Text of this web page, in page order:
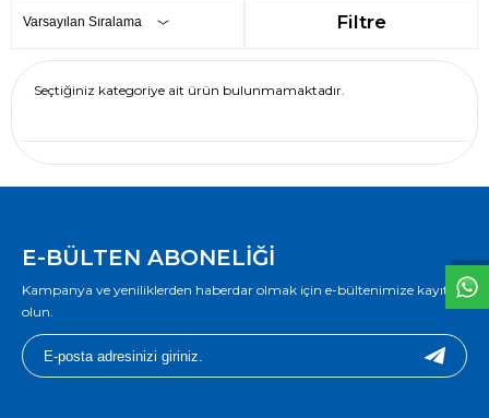
W
h
t
s
a
p
p
D
e
s
e
H
a
t
t
Filtre
Seçtiğiniz kategoriye ait ürün bulunmamaktadır.
E-BÜLTEN ABONELİĞİ
Kampanya ve yeniliklerden haberdar olmak için e-bültenimize kayıt
olun.